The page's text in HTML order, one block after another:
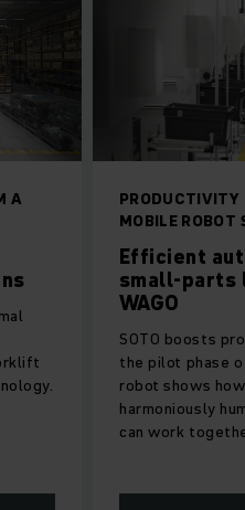
PRODUCTIVITY
MOBILE ROBOT
Efficient
small-parts
WAGO
SOTO boosts
the pilot phase
robot shows
harmoniously
can work
A